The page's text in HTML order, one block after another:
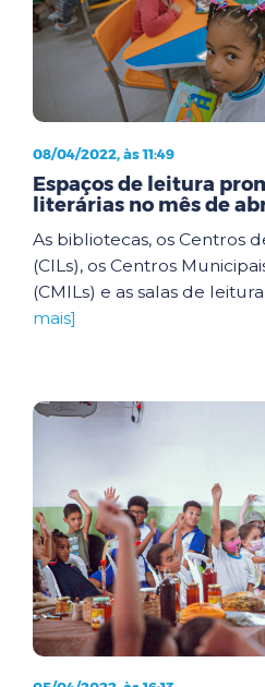
08/04/2022, às 11:49
Espaços de leitura
literárias no mês de
As bibliotecas, os Centros
(CILs), os Centros
(CMILs) e as salas de
mais]